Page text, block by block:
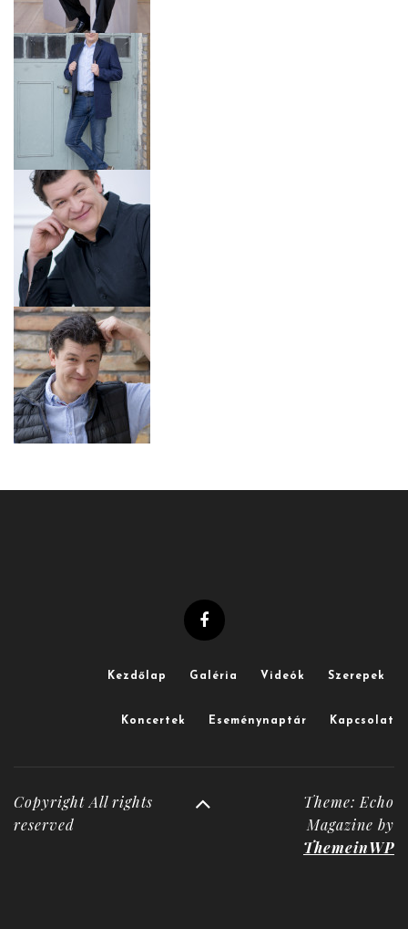
Kezdőlap Galéria Videók Szerepek
Koncertek Eseménynaptár Kapcsolat
Copyright All rights
reserved
Theme: Echo
Magazine by
ThemeinWP